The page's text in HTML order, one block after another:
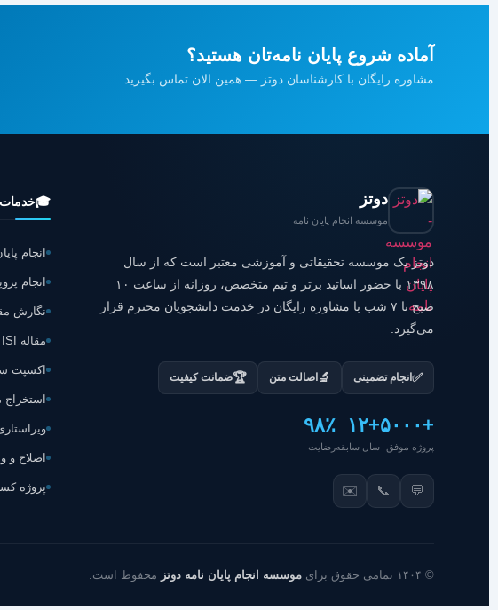
آماده شروع پایان نامه‌تان هستید؟
مشاوره رایگان با کارشناسان دوتز — همین الان تماس بگیرید
دوتز
موسسه انجام پایان نامه
دوتز یک موسسه تحقیقاتی و آموزشی معتبر است که از سال
۱۳۹۸ با حضور اساتید برتر و تیم متخصص، روزانه از ساعت ۱۰
صبح تا ۷ شب با مشاوره رایگان در خدمت دانشجویان محترم قرار
می‌گیرد.
✅ انجام تضمینی 🔬 اصالت متن 🏆ضمانت کیفیت
+۵۰۰۰
پروژه موفق
+۱۲
سال سابقه
۹۸٪
رضایت
💬
📞
✉️
🎓
انجام
انجام
نگارش
مقاله ISI و Scopus
اکسپت
استخراج
اصلاح و
پروژه
© ۱۴۰۴ تمامی حقوق برای موسسه انجام پایان نامه دوتز محفوظ است.